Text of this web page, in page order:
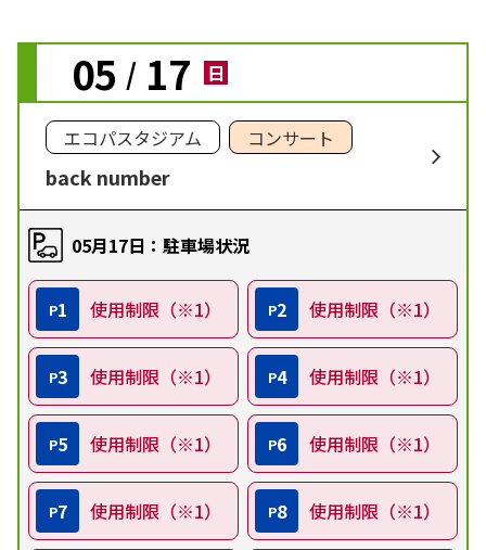
05 / 17 日
エコパスタジアム コンサート
back number
05月17日：駐車場状況
P1 使用制限（※1） P2 使用制限（※1）
P3 使用制限（※1） P4 使用制限（※1）
P5 使用制限（※1） P6 使用制限（※1）
P7 使用制限（※1） P8 使用制限（※1）